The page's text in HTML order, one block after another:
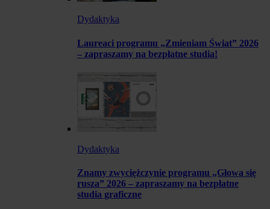
Dydaktyka
Laureaci programu „Zmieniam Świat” 2026
– zapraszamy na bezpłatne studia!
Dydaktyka
Znamy zwyciężczynie programu „Głowa się
rusza” 2026 – zapraszamy na bezpłatne
studia graficzne